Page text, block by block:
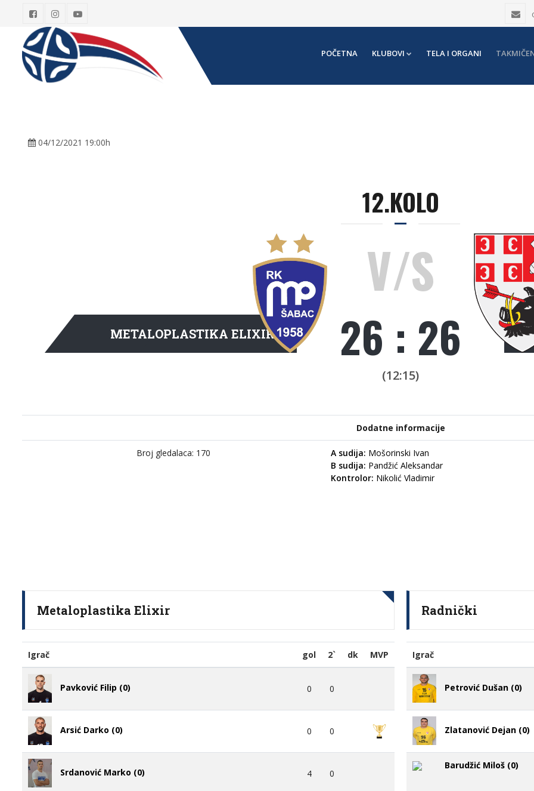
POČETNA KLUBOVI TELA I ORGANI
04/12/2021 19:00h
12.KOLO
METALOPLASTIKA ELIXIR
V/S
26 : 26
(12:15)
Dodatne informacije
Broj gledalaca: 170 A sudija: Mošorinski Ivan
B sudija: Pandžić Aleksandar
Kontrolor: Nikolić Vladimir
Metaloplastika Elixir
Igrač gol 2` dk MVP
Pavković Filip (0) 0 0
Arsić Darko (0) 0 0
Srdanović Marko (0) 4 0
Radnički
Igrač
Petrović Dušan (0)
Zlatanović Dejan (0)
Barudžić Miloš (0)